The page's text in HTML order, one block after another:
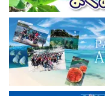
パパラギダイビングス
藤沢本店
神奈川県藤沢市 南藤沢
本社企画部
0466-26-
#ダイビングライセン